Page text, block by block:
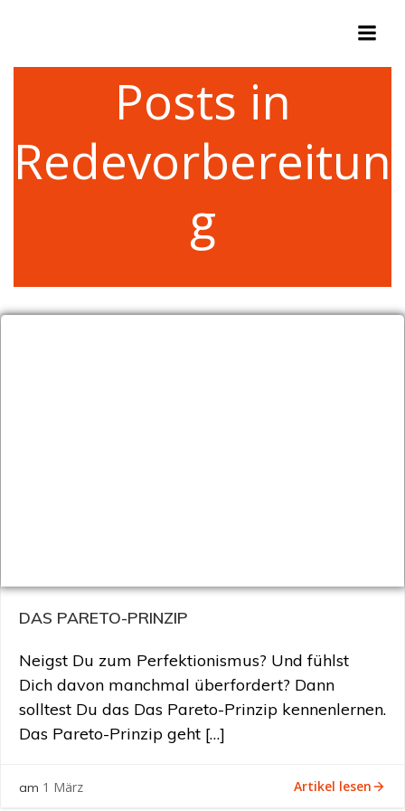
Posts in
Redevorbereitun
g
DAS PARETO-PRINZIP
Neigst Du zum Perfektionismus? Und fühlst
Dich davon manchmal überfordert? Dann
solltest Du das Das Pareto-Prinzip kennenlernen.
Das Pareto-Prinzip geht […]
am 1 März Artikel lesen